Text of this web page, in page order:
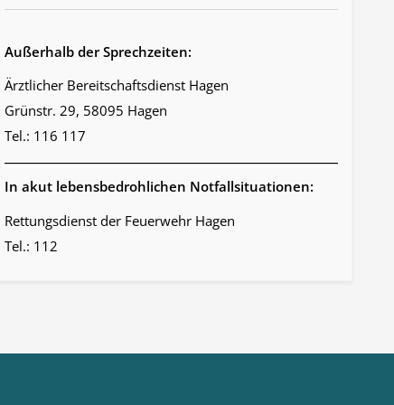
Außerhalb der Sprechzeiten:
Ärztlicher Bereitschaftsdienst Hagen
Grünstr. 29, 58095 Hagen
Tel.: 116 117
In akut lebensbedrohlichen Notfallsituationen:
Rettungsdienst der Feuerwehr Hagen
Tel.: 112